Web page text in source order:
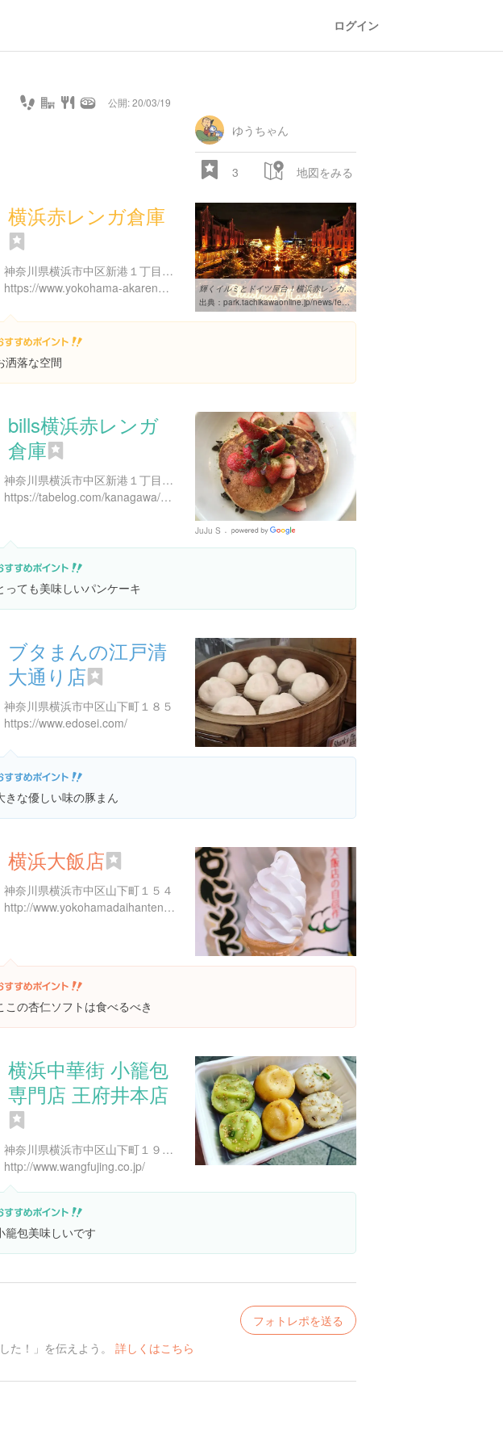
ログイン
公開: 20/03/19
ゆうちゃん
3 地図をみる
横浜赤レンガ倉庫
神奈川県横浜市中区新港１丁目１-１
https://www.yokohama-akarenga.jp/
輝くイルミとドイツ屋台！横浜赤レンガ倉庫で「クリスマスマーケット ...
出典： park.tachikawaonline.jp/news/festival/16977
洒落な空間
bills横浜赤レンガ
倉庫
神奈川県横浜市中区新港１丁目１-２ 横浜赤レンガ倉庫2号館
https://tabelog.com/kanagawa/A1401/A140104/14035310/
JuJu S
Places
っても美味しいパンケーキ
ブタまんの江戸清
大通り店
神奈川県横浜市中区山下町１８５
https://www.edosei.com/
きな優しい味の豚まん
横浜大飯店
神奈川県横浜市中区山下町１５４
http://www.yokohamadaihanten.com/
この杏仁ソフトは食べるべき
横浜中華街 小籠包
専門店 王府井本店
神奈川県横浜市中区山下町１９１-２４
http://www.wangfujing.co.jp/
籠包美味しいです
フォトレポを送る
た！」を伝えよう。 詳しくはこちら